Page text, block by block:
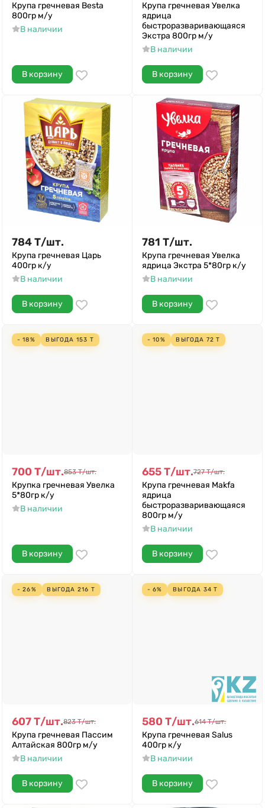
Крупа гречневая Besta
800гр м/у
В наличии
В корзину
Крупа гречневая Увелка
ядрица
быстроразваривающаяся
Экстра 800гр м/у
В наличии
В корзину
784Т/шт.
Крупа гречневая Царь
400гр к/у
В наличии
В корзину
781 Т/шт.
Крупа гречневая Увелка
ядрица Экстра 5*80гр к/у
В наличии
В корзину
- 18% ВЫГОДА 153 Т
700 Т/шт.853 Т/шт.
Крупка гречневая Увелка
5*80гр к/у
В наличии
В корзину
- 10% ВЫГОДА 72 Т
655Т/шт.727 Т/шт.
Крупа гречневая Makfa
ядрица
быстроразваривающаяся
800гр м/у
В наличии
В корзину
- 26% ВЫГОДА 216 Т
607Т/шт.823 Т/шт.
Крупа гречневая Пассим
Алтайская 800гр м/у
В наличии
В корзину
- 6% ВЫГОДА 34 Т
580 Т/шт.614 Т/шт.
Крупа гречневая Salus
400гр к/у
В наличии
В корзину